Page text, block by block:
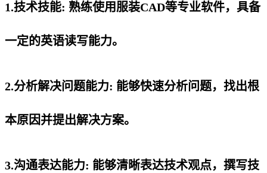
1.技术技能: 熟练使用服装CAD等专业软件，具备
一定的英语读写能力。
2.分析解决问题能力: 能够快速分析问题，找出根
本原因并提出解决方案。
3.沟通表达能力: 能够清晰表达技术观点，撰写技